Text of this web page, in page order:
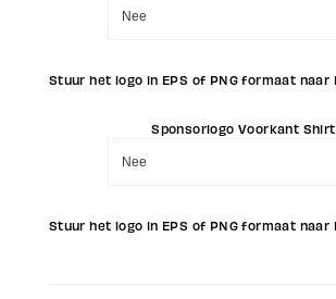
Stuur het logo in EPS of PNG formaat
Sponsorlogo Voorkant Shirt
Stuur het logo in EPS of PNG formaat